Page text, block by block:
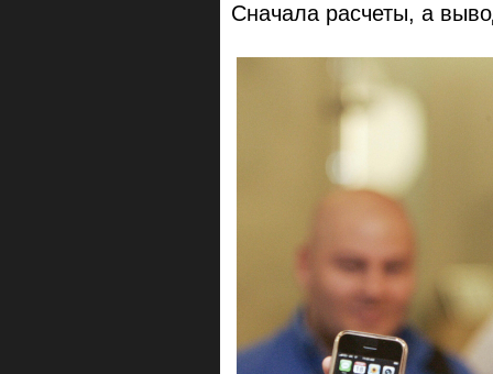
Сначала расчеты, а